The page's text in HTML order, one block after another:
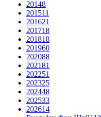
20148
201511
201621
201718
201818
201960
202088
202181
202251
202325
202448
202533
202614